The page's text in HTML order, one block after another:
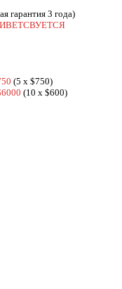
гарантия 3 года)
(5 x $750)
(10 x $600)